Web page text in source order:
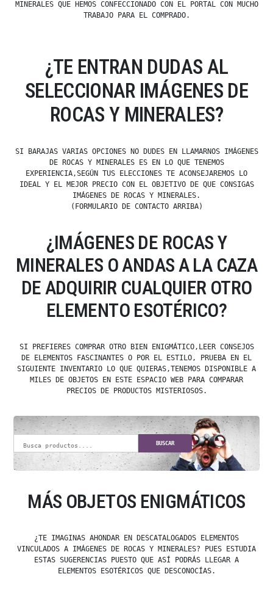
MINERALES QUE HEMOS CONFECCIONADO CON EL PORTAL CON MUCHO
TRABAJO PARA EL COMPRADO.
¿TE ENTRAN DUDAS AL
SELECCIONAR IMÁGENES DE
ROCAS Y MINERALES?
SI BARAJAS VARIAS OPCIONES NO DUDES EN LLAMARNOS IMÁGENES
DE ROCAS Y MINERALES ES EN LO QUE TENEMOS
EXPERIENCIA,SEGÚN TUS ELECCIONES TE ACONSEJAREMOS LO
IDEAL Y EL MEJOR PRECIO CON EL OBJETIVO DE QUE CONSIGAS
IMÁGENES DE ROCAS Y MINERALES.
(FORMULARIO DE CONTACTO ARRIBA)
¿IMÁGENES DE ROCAS Y
MINERALES O ANDAS A LA CAZA
DE ADQUIRIR CUALQUIER OTRO
ELEMENTO ESOTÉRICO?
SI PREFIERES COMPRAR OTRO BIEN ENIGMÁTICO,LEER CONSEJOS
DE ELEMENTOS FASCINANTES O POR EL ESTILO, PRUEBA EN EL
SIGUIENTE INVENTARIO LO QUE QUIERAS,TENEMOS DISPONIBLE A
MILES DE OBJETOS EN ESTE ESPACIO WEB PARA COMPARAR
PRECIOS DE PRODUCTOS MISTERIOSOS.
BUSCAR
MÁS OBJETOS ENIGMÁTICOS
¿TE IMAGINAS AHONDAR EN DESCATALOGADOS ELEMENTOS
VINCULADOS A IMÁGENES DE ROCAS Y MINERALES? PUES ESTUDIA
ESTAS SUGERENCIAS PUESTO QUE ASÍ PODRÁS LLEGAR A
ELEMENTOS ESOTÉRICOS QUE DESCONOCÍAS.